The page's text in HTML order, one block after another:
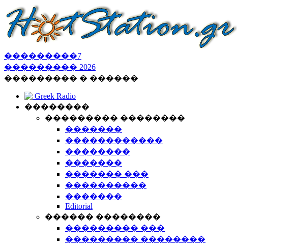
���������7
��������� 2026
��������� � ������
Greek Radio
��������
��������� ��������
�������
������������
��������
�������
������� ���
����������
�������
Editorial
������ ��������
��������� ���
��������� ��������